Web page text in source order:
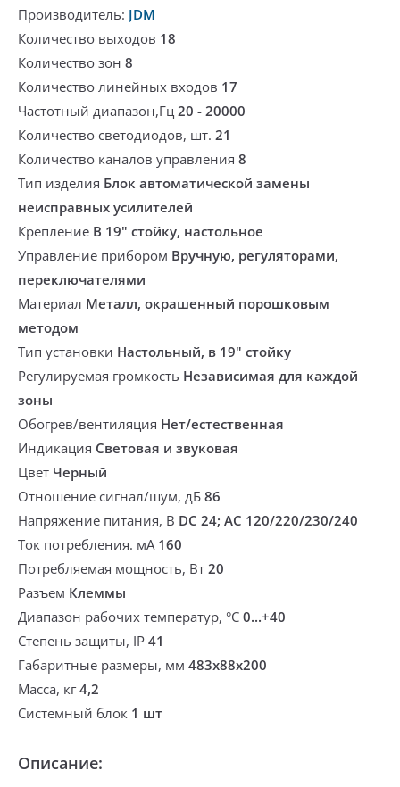
Производитель: JDM
Количество выходов 18
Количество зон 8
Количество линейных входов 17
Частотный диапазон,Гц 20 - 20000
Количество светодиодов, шт. 21
Количество каналов управления 8
Тип изделия Блок автоматической замены
неисправных усилителей
Крепление В 19" стойку, настольное
Управление прибором Вручную, регуляторами,
переключателями
Материал Металл, окрашенный порошковым
методом
Тип установки Настольный, в 19" стойку
Регулируемая громкость Независимая для каждой
зоны
Обогрев/вентиляция Нет/естественная
Индикация Световая и звуковая
Цвет Черный
Отношение сигнал/шум, дБ 86
Напряжение питания, В DC 24; AC 120/220/230/240
Ток потребления. мА 160
Потребляемая мощность, Вт 20
Разъем Клеммы
Диапазон рабочих температур, °С 0...+40
Степень защиты, IP 41
Габаритные размеры, мм 483х88х200
Масса, кг4,2
Системный блок 1 шт
Описание: